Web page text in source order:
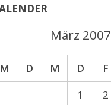
März 2007
M D M D F
1
2